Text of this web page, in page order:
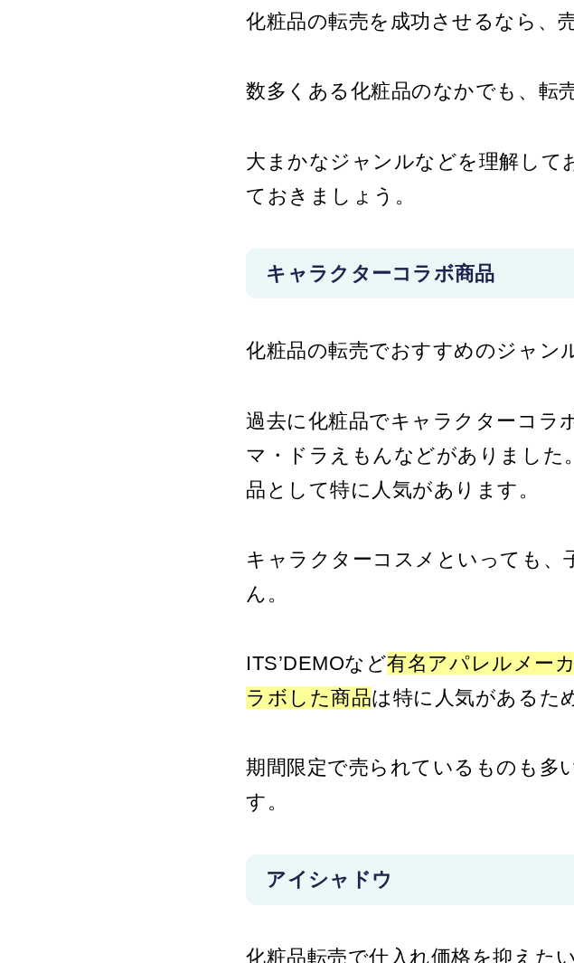
化粧品転売で注意したいこと
許可を得ておく
メリット
仕入れが楽
薬機法が影響
ライバルが多い
特徴を理解して始めてみよう
化粧品の転売を成功させるなら、
数多くある化粧品のなかでも、転
大まかなジャンルなどを理解して
ておきましょう。
キャラクターコラボ商品
化粧品の転売でおすすめのジャン
過去に化粧品でキャラクターコラ
マ・ドラえもんなどがありました
品として特に人気があります。
キャラクターコスメといっても、
ん。
ITS’DEMOなど有名アパレルメー
ラボした商品は特に人気があるた
期間限定で売られているものも多
す。
アイシャドウ
化粧品転売で仕入れ価格を抑えた